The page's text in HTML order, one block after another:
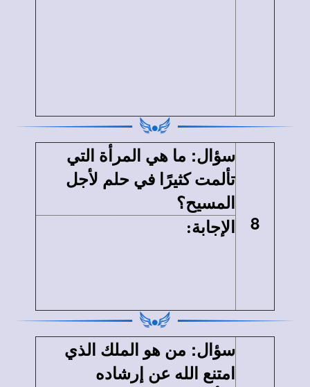
8
سؤال: ما هي المرأة التي
تألمت كثيرًا في حلم لأجل
المسيح؟
الإجابة:
سؤال: من هو الملك الذي
امتنع الله عن إرشاده